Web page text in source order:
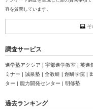
容を質問しています。
そ
調査サービス
進学塾アクシア | 宇部進学教室 | 英
ミナー | 誠泉塾 | 全教研 | 創研学院 |
ター | 能力開発センター | 明修塾
過去ランキング